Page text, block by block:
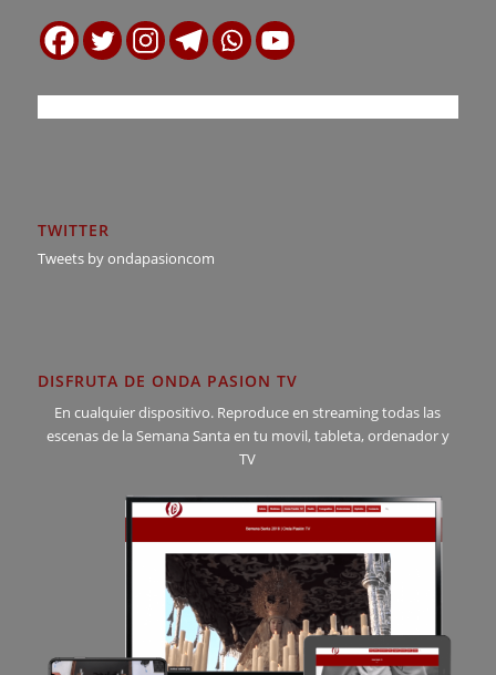
TWITTER
Tweets by ondapasioncom
DISFRUTA DE ONDA PASION TV
En cualquier dispositivo. Reproduce en streaming todas las
escenas de la Semana Santa en tu movil, tableta, ordenador y
TV